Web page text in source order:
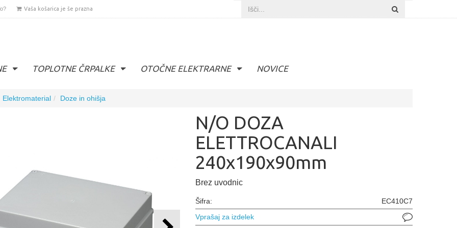
Vaša košarica je še prazna
TOPLOTNE ČRPALKE OTOČNE ELEKTRARNE NOVICE
Elektromaterial Doze in ohišja
N/O DOZA
ELETTROCANALI
240x190x90mm
Brez uvodnic
Šifra:
EC410C7
Vprašaj za izdelek